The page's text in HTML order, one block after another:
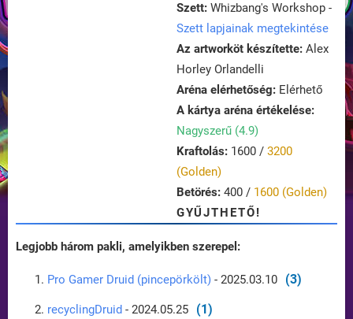
Szett: Whizbang's Workshop -
Szett lapjainak megtekintése
Az artworköt készítette: Alex
Horley Orlandelli
Aréna elérhetőség: Elérhető
A kártya aréna értékelése:
Nagyszerű (4.9)
Kraftolás: 1600 / 3200
(Golden)
Betörés: 400 / 1600 (Golden)
GYŰJTHETŐ!
Legjobb három pakli, amelyikben szerepel:
Pro Gamer Druid (pincepörkölt) - 2025.03.10 (3)
recyclingDruid - 2024.05.25 (1)